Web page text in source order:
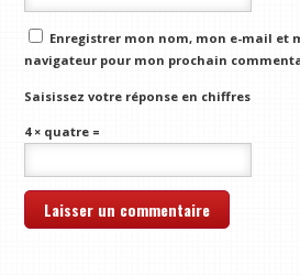
Enregistrer mon nom, mon e-mail et
navigateur pour mon prochain
Saisissez votre réponse en chiffres
4 × quatre =